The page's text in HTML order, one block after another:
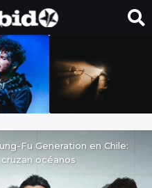
Fu Generation en Chile:
océanos